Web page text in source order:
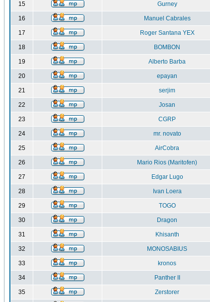
15 Gurney
16 Manuel Cabrales
17 Roger Santana YEX
18 BOMBON
19 Alberto Barba
20 epayan
21 serjim
22 Josan
23 CGRP
24 mr. novato
25 AirCobra
26 Mario Rios (Maritofen)
27 Edgar Lugo
28 Ivan Loera
29 TOGO
30 Dragon
31 Khisanth
32 MONOSABIUS
33 kronos
34 Panther II
35 Zerstorer